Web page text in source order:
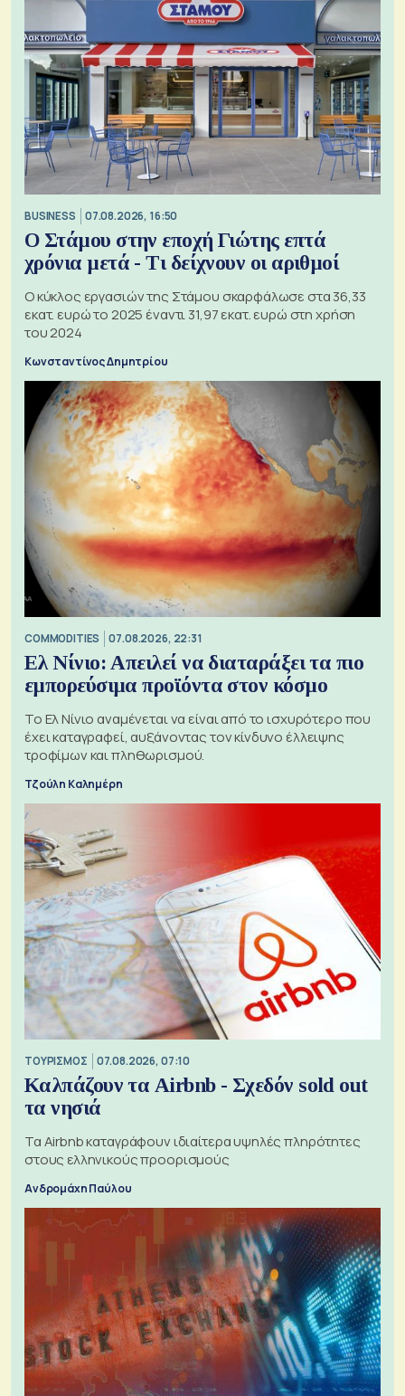
BUSINESS 07.08.2026, 16:50
Ο Στάμου στην εποχή Γιώτης επτά
χρόνια μετά - Τι δείχνουν οι αριθμοί
Ο κύκλος εργασιών της Στάμου σκαρφάλωσε στα 36,33
εκατ. ευρώ το 2025 έναντι 31,97 εκατ. ευρώ στη χρήση
του 2024
Κωνσταντίνος Δημητρίου
COMMODITIES 07.08.2026, 22:31
Ελ Νίνιο: Απειλεί να διαταράξει τα πιο
εμπορεύσιμα προϊόντα στον κόσμο
Το Ελ Νίνιο αναμένεται να είναι από το ισχυρότερο που
έχει καταγραφεί, αυξάνοντας τον κίνδυνο έλλειψης
τροφίμων και πληθωρισμού.
Τζούλη Καλημέρη
ΤΟΥΡΙΣΜΟΣ 07.08.2026, 07:10
Καλπάζουν τα Airbnb - Σχεδόν sold out
τα νησιά
Τα Airbnb καταγράφουν ιδιαίτερα υψηλές πληρότητες
στους ελληνικούς προορισμούς
Ανδρομάχη Παύλου